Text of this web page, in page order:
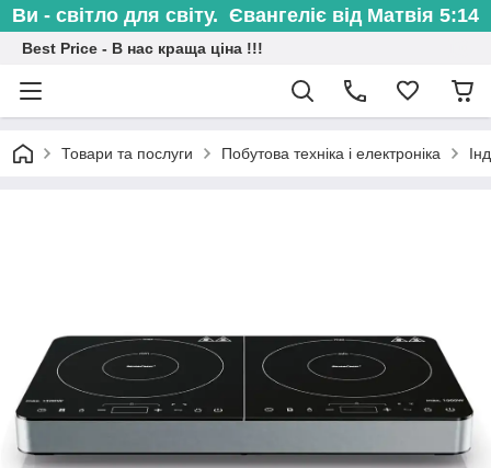
Ви - світло для світу. Євангеліє від Матвія 5:14
Best Price - В нас краща ціна !!!
Товари та послуги Побутова техніка і електроніка